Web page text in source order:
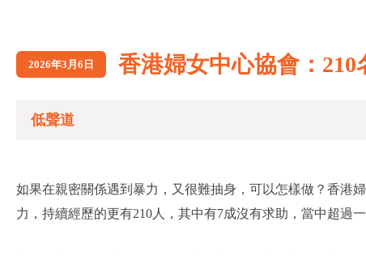
2026年3月6日 香港婦女中心協會：
低聲道
如果在親密關係遇到暴力，又很難抽身，可以怎樣做？香港
力，持續經歷的更有210人，其中有7成沒有求助，當中超過